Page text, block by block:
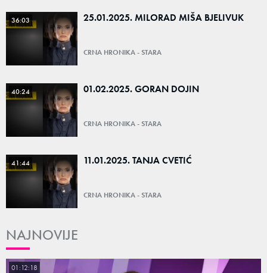
36:03 25.01.2025. MILORAD MIŠA BJELIVUK
CRNA HRONIKA - STARA
40:24 01.02.2025. GORAN DOJIN
CRNA HRONIKA - STARA
41:44 11.01.2025. TANJA CVETIĆ
CRNA HRONIKA - STARA
NAJNOVIJE
01:12:18